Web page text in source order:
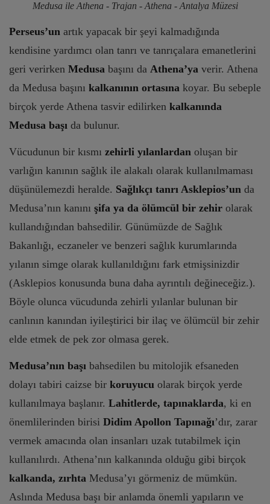
Medusa ile Athena - Trajan - Athena - Antalya Müzesi
Perseus’un artık yapacak bir şeyi kalmadığında
kendisine yardımcı olan tanrı ve tanrıçalara emanetlerini
geri verirken Medusa başını da Athena’ya verir. Athena
da Medusa başını kalkanının ortasına koyar. Bu sebeple
birçok yerde Athena tasvir edilirken kalkanında
Medusa başı da bulunur.
Vücudunun bir kısmı zehirli yılanlardan oluşan bir
varlığın kanının sağlık ile alakalı olarak kullanılmaması
düşünülemezdi heralde. Sağlıkçı tanrı Asklepios’un da
Medusa’nın kanını şifa ya da ölümcül bir zehir olarak
kullandığından bahsedilir. Günümüzde de Sağlık
Bakanlığı, eczaneler ve benzeri sağlık kurumlarında
yılanın simge olarak kullanıldığını fark etmişsinizdir
(Asklepios konusunda buna daha ayrıntılı değineceğiz.).
Böyle olunca vücudunda zehirli yılanlar bulunan bir
canlının kanından iyileştirici bir ilaç ve ölümcül bir zehir
elde etmek de pek zor olmasa gerek.
Medusa’nın başı bahsedilen bu mitolojik efsaneden
dolayı tabiri caizse bir koruyucu olarak birçok yerde
kullanılmaya başlanır. Lahitlerde, tapınaklarda, ki en
önemlilerinden birisi Didim Apollon Tapınağı’dır, zarar
vermek amacında olan insanları uzak tutabilmek için
kullanılırdı. Athena’nın kalkanında olduğu gibi birçok
kalkanda, zırhta Medusa’yı görmeniz de mümkün.
Aslında Medusa başı bir anlamda önemli yapıların ve